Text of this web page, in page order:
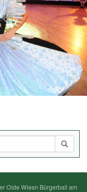
Oide Wiesn Bürgerball am